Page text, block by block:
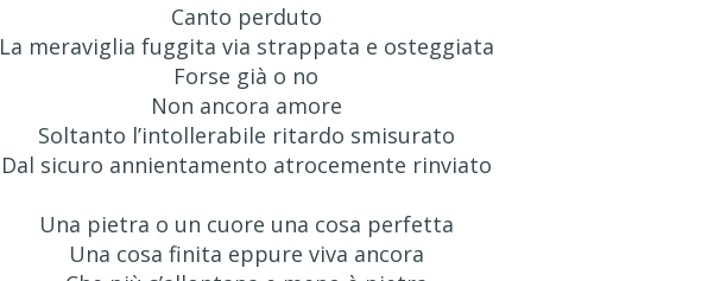
Canto perduto
La meraviglia fuggita via strappata e osteggiata
Forse già o no
Non ancora amore
Soltanto l’intollerabile ritardo smisurato
Dal sicuro annientamento atrocemente rinviato
Una pietra o un cuore una cosa perfetta
Una cosa finita eppure viva ancora